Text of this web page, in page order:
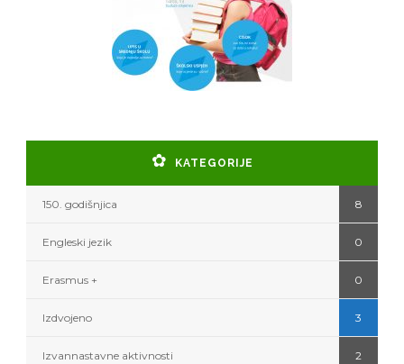
KATEGORIJE
150. godišnjica 8
Engleski jezik 0
Erasmus + 0
Izdvojeno 3
Izvannastavne aktivnosti 2